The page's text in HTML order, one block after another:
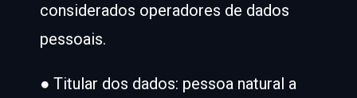
considerados operadores de dados
pessoais.
● Titular dos dados: pessoa natural a